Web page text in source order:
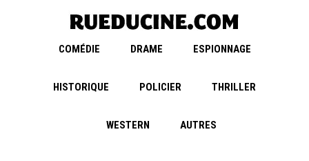
COMÉDIE DRAME ESPIONNAGE
HISTORIQUE POLICIER THRILLER
WESTERN AUTRES